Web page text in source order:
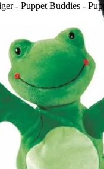
Baby-Handpuppe
Ohren, Rückansicht
- Puppet Buddies -